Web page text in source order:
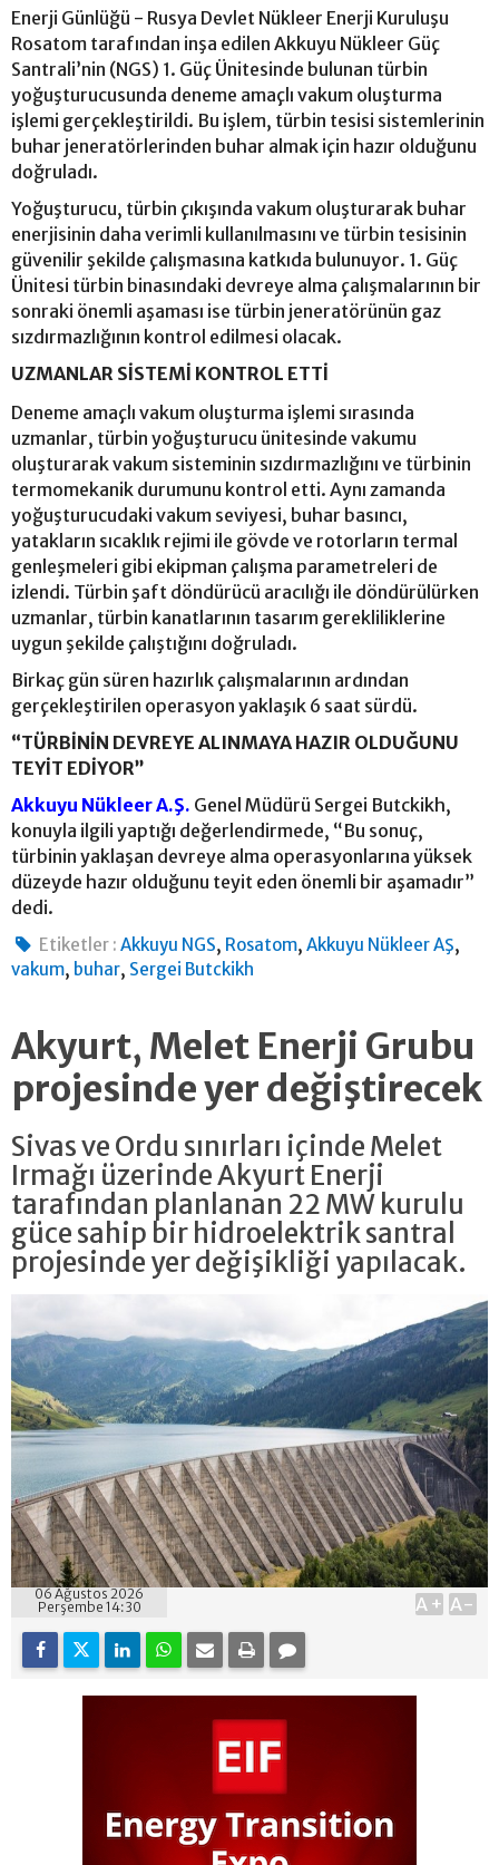
Enerji Günlüğü - Rusya Devlet Nükleer Enerji Kuruluşu
Rosatom tarafından inşa edilen Akkuyu Nükleer Güç
Santrali’nin (NGS) 1. Güç Ünitesinde bulunan türbin
yoğuşturucusunda deneme amaçlı vakum oluşturma
işlemi gerçekleştirildi. Bu işlem, türbin tesisi sistemlerinin
buhar jeneratörlerinden buhar almak için hazır olduğunu
doğruladı.
Yoğuşturucu, türbin çıkışında vakum oluşturarak buhar
enerjisinin daha verimli kullanılmasını ve türbin tesisinin
güvenilir şekilde çalışmasına katkıda bulunuyor. 1. Güç
Ünitesi türbin binasındaki devreye alma çalışmalarının bir
sonraki önemli aşaması ise türbin jeneratörünün gaz
sızdırmazlığının kontrol edilmesi olacak.
UZMANLAR SİSTEMİ KONTROL ETTİ
Deneme amaçlı vakum oluşturma işlemi sırasında
uzmanlar, türbin yoğuşturucu ünitesinde vakumu
oluşturarak vakum sisteminin sızdırmazlığını ve türbinin
termomekanik durumunu kontrol etti. Aynı zamanda
yoğuşturucudaki vakum seviyesi, buhar basıncı,
yatakların sıcaklık rejimi ile gövde ve rotorların termal
genleşmeleri gibi ekipman çalışma parametreleri de
izlendi. Türbin şaft döndürücü aracılığı ile döndürülürken
uzmanlar, türbin kanatlarının tasarım gerekliliklerine
uygun şekilde çalıştığını doğruladı.
Birkaç gün süren hazırlık çalışmalarının ardından
gerçekleştirilen operasyon yaklaşık 6 saat sürdü.
“TÜRBİNİN DEVREYE ALINMAYA HAZIR OLDUĞUNU
TEYİT EDİYOR”
Akkuyu Nükleer A.Ş. Genel Müdürü Sergei Butckikh,
konuyla ilgili yaptığı değerlendirmede, “Bu sonuç,
türbinin yaklaşan devreye alma operasyonlarına yüksek
düzeyde hazır olduğunu teyit eden önemli bir aşamadır”
dedi.
Etiketler : Akkuyu NGS, Rosatom,Akkuyu Nükleer AŞ,
vakum, buhar, Sergei Butckikh
Akyurt, Melet Enerji Grubu
projesinde yer değiştirecek
Sivas ve Ordu sınırları içinde Melet
Irmağı üzerinde Akyurt Enerji
tarafından planlanan 22 MW kurulu
güce sahip bir hidroelektrik santral
projesinde yer değişikliği yapılacak.
06 Ağustos 2026
Perşembe 14:30
A+ A-